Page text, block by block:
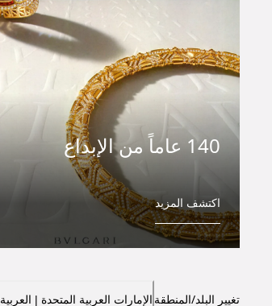
140 عاماً من الإبداع
اكتشف المزيد
تغيير البلد/المنطقة الإمارات العربية المتحدة | العربية